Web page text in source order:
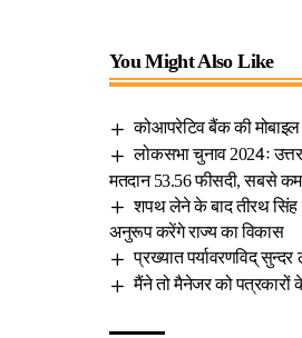
You Might Also Like
कोआपरेटिव बैंक की
लोकसभा चुनाव 2024ः
मतदान 53.56 फीसदी, सबसे कम
शपथ लेने के बाद तीरथ सिंह
अनुरूप करेंगे राज्य का विकास
प्रख्यात पर्यावरणविद्
मैंने तो मैनेजर को पत्रकारों